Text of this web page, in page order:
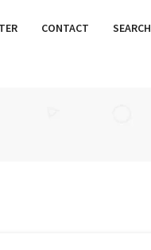
CONTACT SEARCH